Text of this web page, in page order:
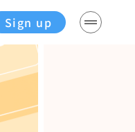
Sign up